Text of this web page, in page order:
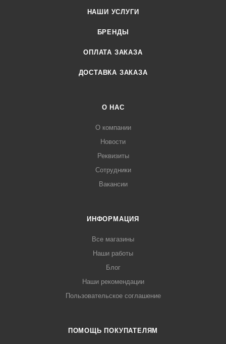
НАШИ УСЛУГИ
БРЕНДЫ
ОПЛАТА ЗАКАЗА
ДОСТАВКА ЗАКАЗА
О НАС
О компании
Новости
Реквизиты
Сотрудники
Вакансии
ИНФОРМАЦИЯ
Все магазины
Наши работы
Блог
Наши рекомендации
Пользовательское соглашение
ПОМОЩЬ ПОКУПАТЕЛЯМ